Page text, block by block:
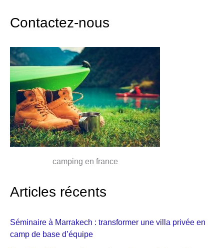
Contactez-nous
camping en france
Articles récents
Séminaire à Marrakech : transformer une villa privée en
camp de base d’équipe